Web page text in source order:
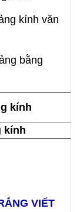
kính văn
bằng
kính
kính
VIẾT